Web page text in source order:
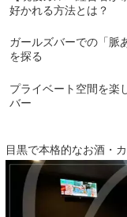
好かれる方法とは？
ガールズバーでの「脈
を探る
プライベート空間を楽
バー
目黒で本格的なお酒・